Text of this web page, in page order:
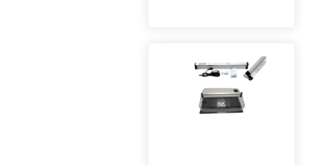
klapkou je vyroben z
odolného plastu a
vydrží několik let....